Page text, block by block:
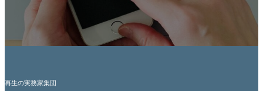
再生の実務家集団